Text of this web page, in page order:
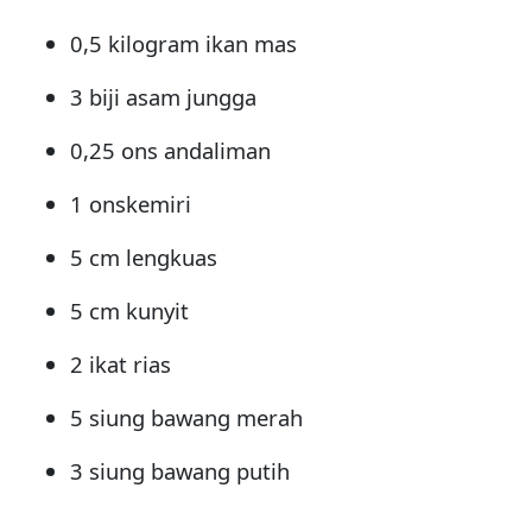
0,5 kilogram ikan mas
3 biji asam jungga
0,25 ons andaliman
1 onskemiri
5 cm lengkuas
5 cm kunyit
2 ikat rias
5 siung bawang merah
3 siung bawang putih